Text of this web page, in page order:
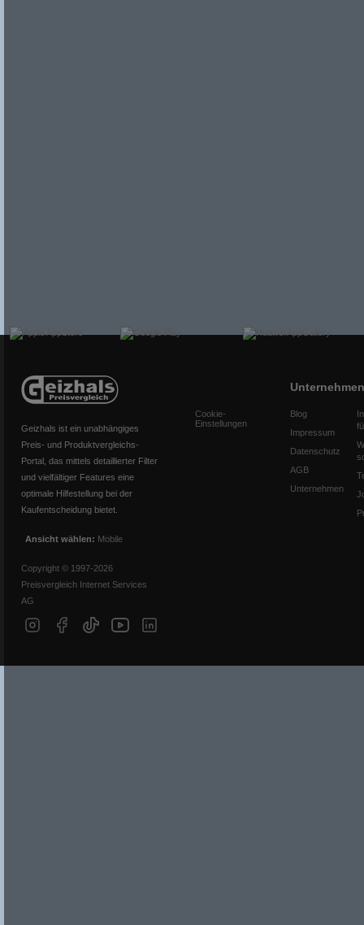
Geizhals ist ein unabhängiges
Preis- und Produktvergleichs-
Portal, das mittels detaillierter Filter
und vielfältiger Features eine
optimale Hilfestellung bei der
Kaufentscheidung bietet.
Ansicht wählen: Mobile
Copyright © 1997-2026
Preisvergleich Internet Services
AG
Cookie-
Einstellungen
Unternehmen
Blog
Impressum
Datenschutz
AGB
Unternehmen